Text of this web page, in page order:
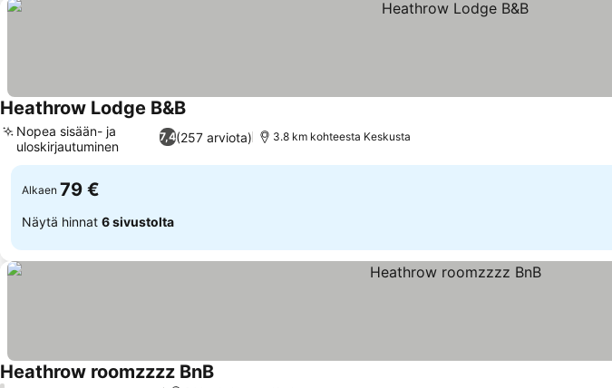
Heathrow Lodge B&B
7,4(257 arviota)
Nopea sisään- ja
uloskirjautuminen
3.8 km kohteesta Keskusta
Alkaen 79 €
Näytä hinnat 6 sivustolta
Heathrow roomzzzz BnB